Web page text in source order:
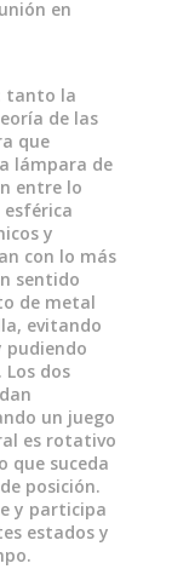
en
tanto la
de las
que
lámpara de
entre lo
y
con lo más
sentido
de metal
evitando
pudiendo
dos
un juego
es rotativo
que suceda
posición.
y participa
estados y